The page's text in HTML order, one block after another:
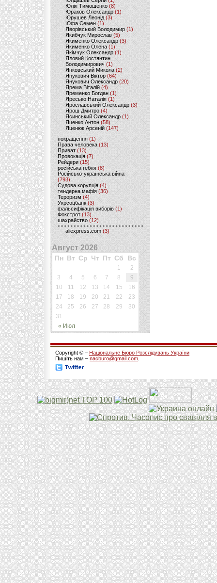
Юлія Тимошенко (8)
Юраков Олександр (1)
Юрушев Леонід (3)
Юфа Семен (1)
Яворівський Володимир (1)
Якибчук Мирослав (5)
Якименко Олександр (3)
Якименко Олена(1)
Якімчук Олександр (1)
Яловий Костянтин
Володимирович (1)
Янковський Микола(2)
Янукович Віктор (64)
Янукович Олександр(20)
Ярема Віталій(4)
Яременко Богдан(1)
Яресько Наталія(1)
Ярославський Олександр (3)
Ярош Дмитро (4)
Ясинський Олександр (1)
Яценко Антон(58)
Яценюк Арсеній (147)
покращення (1)
Права человека(13)
Приват (13)
Провокація (7)
Рейдери (15)
російська гебня (8)
Російсько-українська війна
(793)
Судова корупція (4)
тендерна мафія (36)
Тероризм (4)
Укрсоцбанк (3)
фальсифікація виборів (1)
Фокстрот(13)
шахрайство (12)
aliexpress.com (3)
Август 2026
Пн Вт Ср Чт Пт Сб Вс
« Июл
1
2
3
4 5 6 7 8
9
10
11 12 13 14 15
16
17
18 19 20 21 22
23
24
25 26 27 28 29
30
31
Copyright © – Національне Бюро Розслідувань України
Пишіть нам – nacburo@gmail.com